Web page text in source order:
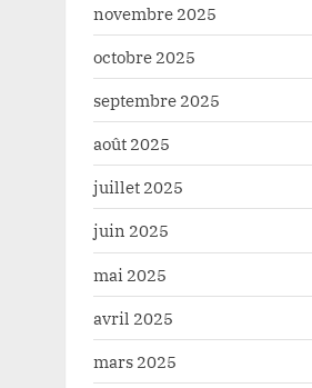
novembre 2025
octobre 2025
septembre 2025
août 2025
juillet 2025
juin 2025
mai 2025
avril 2025
mars 2025